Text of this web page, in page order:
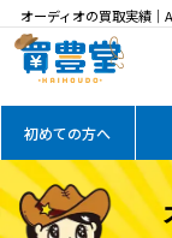
オーディオの買取実績｜
初めての方へ